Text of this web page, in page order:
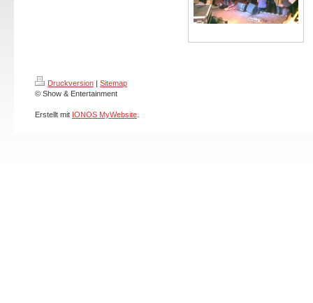
Druckversion | Sitemap
© Show & Entertainment
Erstellt mit IONOS MyWebsite